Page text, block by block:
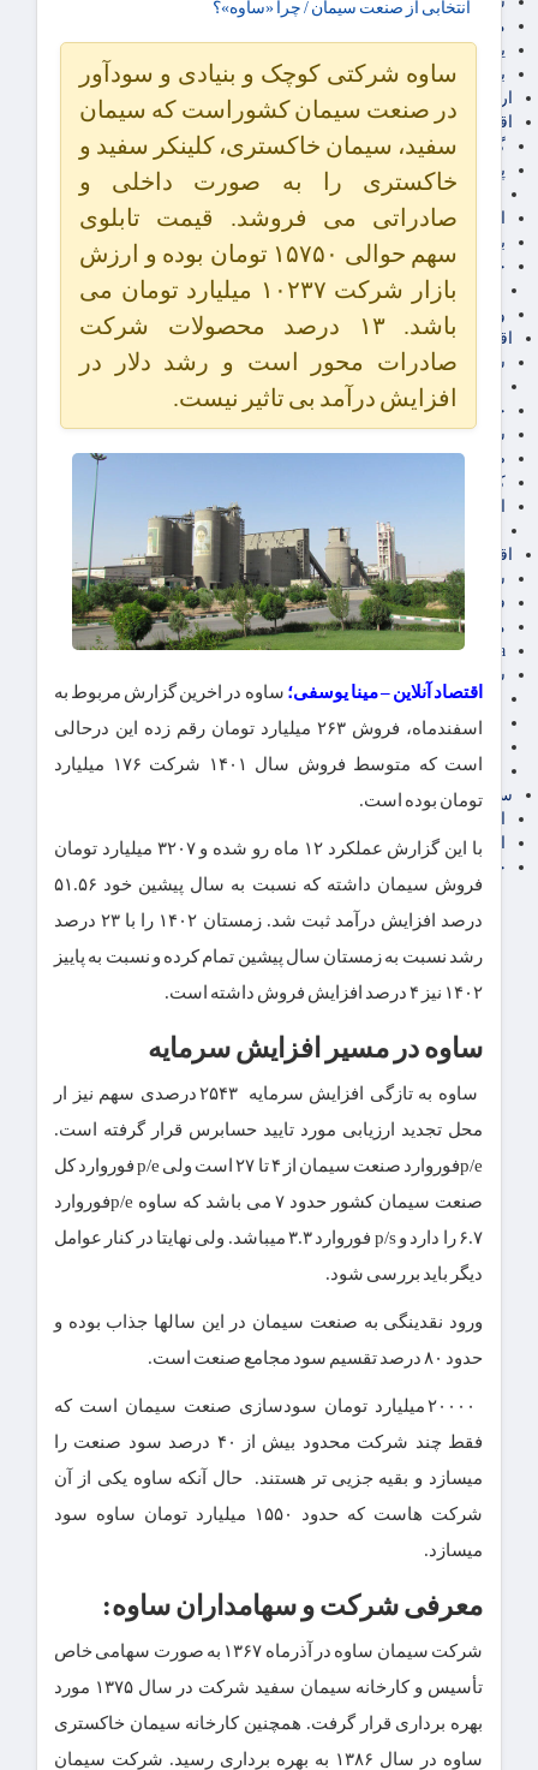
مالیات
یارانه و معیشت مردم
برق، آب و انرژی
ارز دیجیتال
اقتصاد اجتماعی
گردشگری
پزشکی، سلامت و زیبایی
ایران مدلب
اجتماعی
بازنشستگان
حقوق و قضایی
دفتر وکیل
ورزشی
اقتصاد شهری و روستایی
شهر و مسکن و عمران
گسترش ساختمان
حمل و نقل
شهرک های صنعتی
صنایع غذایی
کشاورزی و دامداری
اقتصاد بین الملل
سیاسی
فارکس
مناطق آزاد تجاری
24intermedia
سایر اخبار اقتصادی
عمومی و سرگرمی
فناوری
آکادمی آموزش اقتصادی
سایر رسانه ها
اقتصاد آفرین
خرید انواع دیزل ژنراتور
انتخابی از صنعت سیمان / چرا «ساوه»؟
ساوه شرکتی کوچک و بنیادی و سودآور
در صنعت سیمان کشوراست که سیمان
سفید، سیمان خاکستری، کلینکر سفید و
خاکستری را به صورت داخلی و
صادراتی می فروشد. قیمت تابلوی
سهم حوالی ۱۵۷۵۰ تومان بوده و ارزش
بازار شرکت ۱۰۲۳۷ میلیارد تومان می
باشد. ۱۳ درصد محصولات شرکت
صادرات محور است و رشد دلار در
افزایش درآمد بی تاثیر نیست.
اقتصاد آنلاین – مینا یوسفی؛ ساوه در اخرین گزارش مربوط به
اسفندماه، فروش ۲۶۳ میلیارد تومان رقم زده این درحالی
است که متوسط فروش سال ۱۴۰۱ شرکت ۱۷۶ میلیارد
تومان بوده است.
با این گزارش عملکرد ۱۲ ماه رو شده و ۳۲۰۷ میلیارد تومان
فروش سیمان داشته که نسبت به سال پیشین خود ۵۱.۵۶
درصد افزایش درآمد ثبت شد. زمستان ۱۴۰۲ را با ۲۳ درصد
رشد نسبت به زمستان سال پیشین تمام کرده و نسبت به پاییز
۱۴۰۲ نیز ۴ درصد افزایش فروش داشته است.
ساوه در مسیر افزایش سرمایه
ساوه به تازگی افزایش سرمایه ۲۵۴۳ درصدی سهم نیز ار
محل تجدید ارزیابی مورد تایید حسابرس قرار گرفته است.
p/eفوروارد صنعت سیمان از ۴ تا ۲۷ است ولی p/e فوروارد کل
صنعت سیمان کشور حدود ۷ می باشد که ساوه p/eفوروارد
۶.۷ را دارد و p/s فوروارد ۳.۳ میباشد. ولی نهایتا در کنار عوامل
دیگر باید بررسی شود.
ورود نقدینگی به صنعت سیمان در این سالها جذاب بوده و
حدود ۸۰ درصد تقسیم سود مجامع صنعت است.
۲۰۰۰۰ میلیارد تومان سودسازی صنعت سیمان است که
فقط چند شرکت محدود بیش از ۴۰ درصد سود صنعت را
میسازد و بقیه جزیی تر هستند. حال آنکه ساوه یکی از آن
شرکت هاست که حدود ۱۵۵۰ میلیارد تومان ساوه سود
میسازد.
معرفی شرکت و سهامداران ساوه:
شرکت سیمان ساوه در آذرماه ۱۳۶۷ به صورت سهامی خاص
تأسیس و کارخانه سیمان سفید شرکت در سال ۱۳۷۵ مورد
بهره برداری قرار گرفت. همچنین کارخانه سیمان خاکستری
ساوه در سال ۱۳۸۶ به بهره برداری رسید. شرکت سیمان